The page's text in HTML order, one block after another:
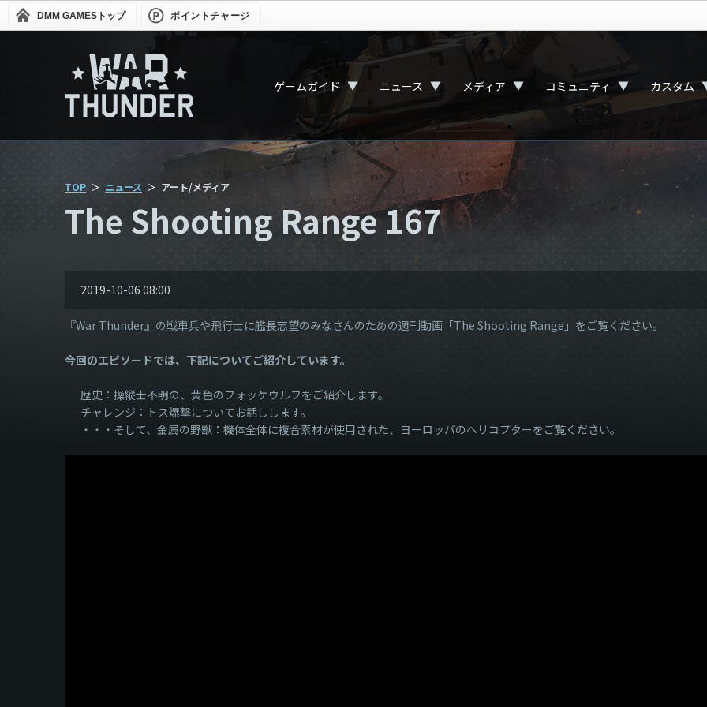
DMM GAMES トップ ポイントチャージ
ゲームガイド ▼ ニュース ▼ メディア ▼ コミュニティ ▼ カスタム
TOP ニュース アート/メディア
The Shooting Range 167
2019-10-06 08:00
『War Thunder』の戦車兵や飛行士に艦長志望のみなさんのための週刊動画「The Shooting Range」をご覧ください。
今回のエピソードでは、下記についてご紹介しています。
歴史：操縦士不明の、黄色のフォッケウルフをご紹介します。
チャレンジ：トス爆撃についてお話しします。
・・・そして、金属の野獣：機体全体に複合素材が使用された、ヨーロッパのヘリコプターをご覧ください。